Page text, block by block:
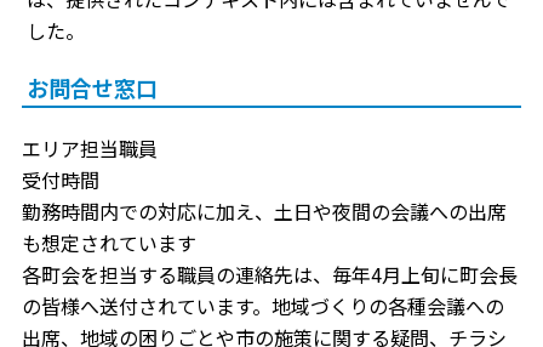
した。
お問合せ窓口
エリア担当職員
受付時間
勤務時間内での対応に加え、土日や夜間の会議への出席
も想定されています
各町会を担当する職員の連絡先は、毎年4月上旬に町会長
の皆様へ送付されています。地域づくりの各種会議への
出席、地域の困りごとや市の施策に関する疑問、チラシ